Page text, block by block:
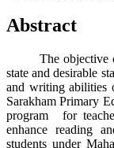
Abstract
The objective of
state and desirable
and writing abilities
Sarakham Primary
program for
enhance reading
students under